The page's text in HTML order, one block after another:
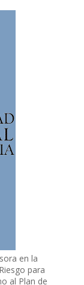
en la
para
al Plan de